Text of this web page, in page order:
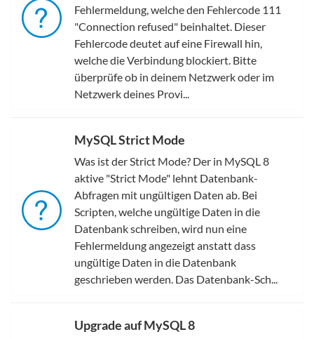
Fehlermeldung, welche den Fehlercode 111
"Connection refused" beinhaltet. Dieser
Fehlercode deutet auf eine Firewall hin,
welche die Verbindung blockiert. Bitte
überprüfe ob in deinem Netzwerk oder im
Netzwerk deines Provi...
MySQL Strict Mode
Was ist der Strict Mode? Der in MySQL 8
aktive "Strict Mode" lehnt Datenbank-
Abfragen mit ungültigen Daten ab. Bei
Scripten, welche ungültige Daten in die
Datenbank schreiben, wird nun eine
Fehlermeldung angezeigt anstatt dass
ungültige Daten in die Datenbank
geschrieben werden. Das Datenbank-Sch...
Upgrade auf MySQL 8